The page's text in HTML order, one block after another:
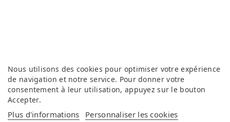
Nous utilisons des cookies pour optimiser votre expérience
de navigation et notre service. Pour donner votre
consentement à leur utilisation, appuyez sur le bouton
Accepter.
Plus d'informations Personnaliser les cookies